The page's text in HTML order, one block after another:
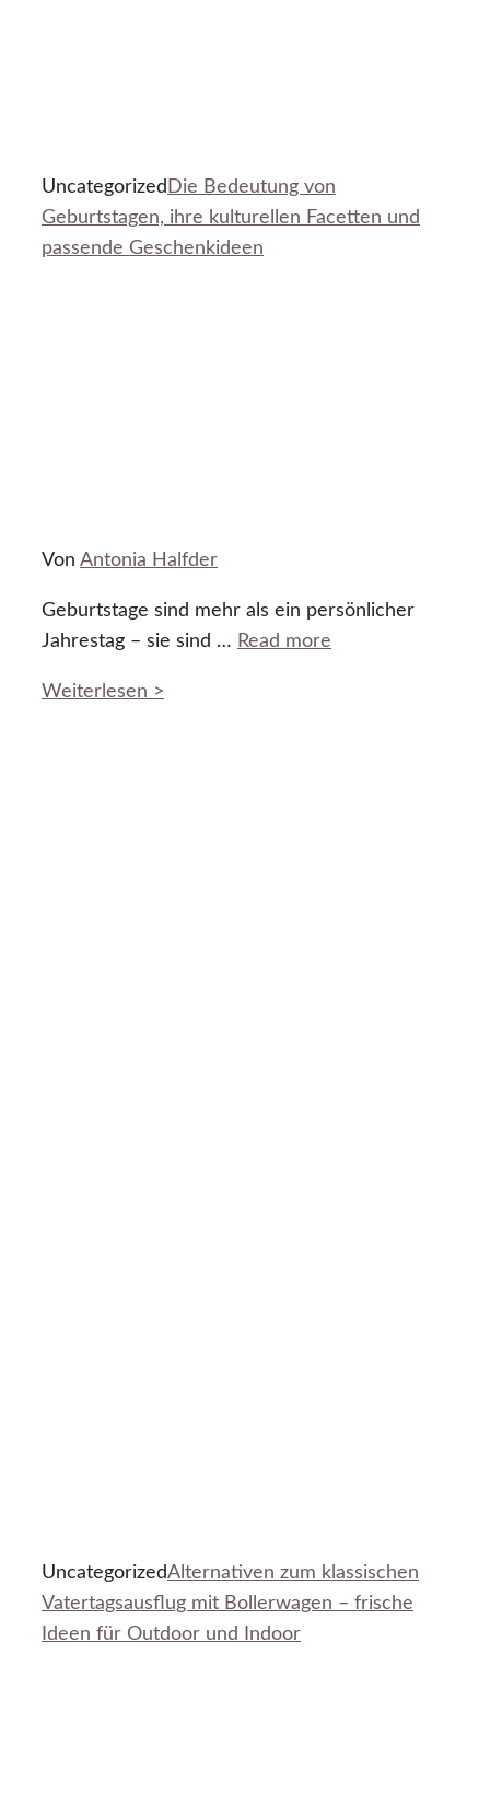
Uncategorized Die Bedeutung von
Geburtstagen, ihre kulturellen Facetten und
passende Geschenkideen
Von Antonia Halfder
Geburtstage sind mehr als ein persönlicher
Jahrestag – sie sind … Read more
Weiterlesen >
UncategorizedAlternativen zum klassischen
Vatertagsausflug mit Bollerwagen – frische
Ideen für Outdoor und Indoor